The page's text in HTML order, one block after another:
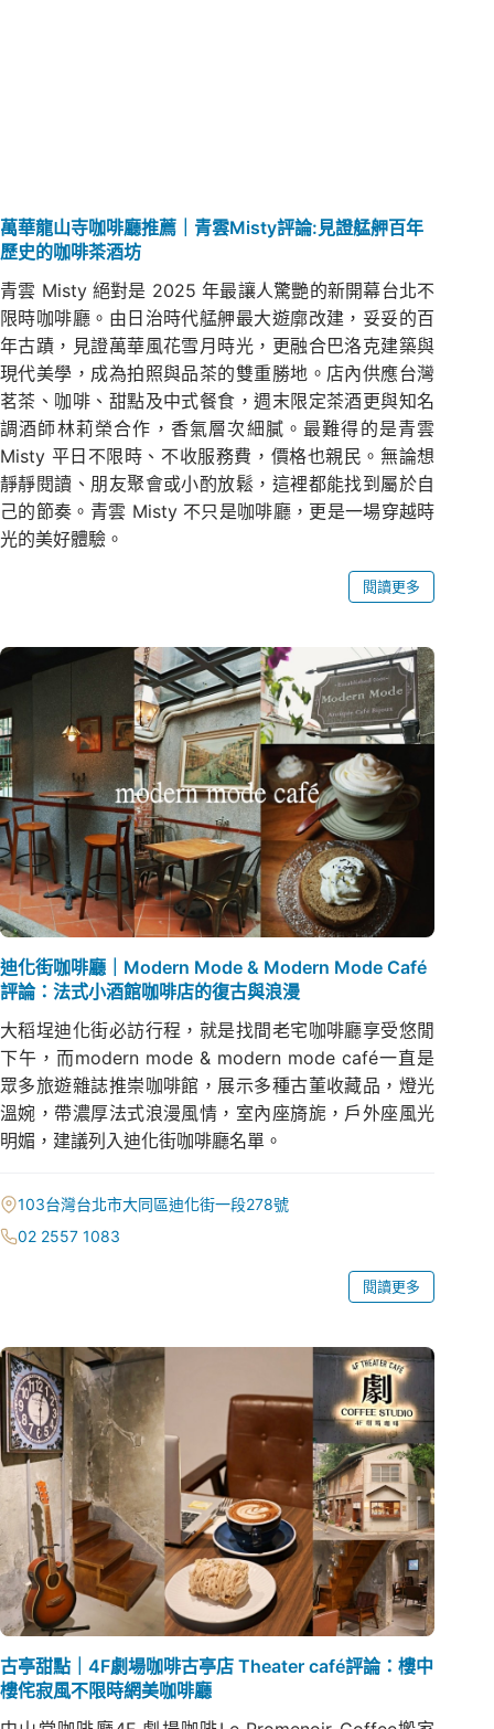
萬華龍山寺咖啡廳推薦｜青雲Misty評論:見證艋舺百年
歷史的咖啡茶酒坊
青雲 Misty 絕對是 2025 年最讓人驚艷的新開幕台北不
限時咖啡廳。由日治時代艋舺最大遊廓改建，妥妥的百
年古蹟，見證萬華風花雪月時光，更融合巴洛克建築與
現代美學，成為拍照與品茶的雙重勝地。店內供應台灣
茗茶、咖啡、甜點及中式餐食，週末限定茶酒更與知名
調酒師林莉榮合作，香氣層次細膩。最難得的是青雲
Misty 平日不限時、不收服務費，價格也親民。無論想
靜靜閱讀、朋友聚會或小酌放鬆，這裡都能找到屬於自
己的節奏。青雲 Misty 不只是咖啡廳，更是一場穿越時
光的美好體驗。
閱讀更多
迪化街咖啡廳｜Modern Mode & Modern Mode Café
評論：法式小酒館咖啡店的復古與浪漫
大稻埕迪化街必訪行程，就是找間老宅咖啡廳享受悠閒
下午，而modern mode & modern mode café一直是
眾多旅遊雜誌推崇咖啡館，展示多種古董收藏品，燈光
溫婉，帶濃厚法式浪漫風情，室內座旖旎，戶外座風光
明媚，建議列入迪化街咖啡廳名單。
103台灣台北市大同區迪化街一段278號
02 2557 1083
閱讀更多
古亭甜點｜4F劇場咖啡古亭店 Theater café評論：樓中
樓侘寂風不限時網美咖啡廳